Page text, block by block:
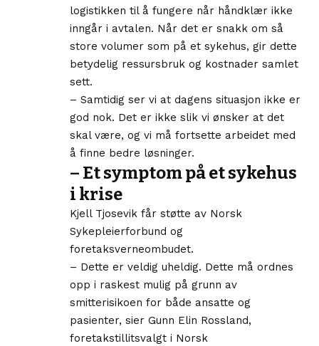
logistikken til å fungere når håndklær ikke
inngår i avtalen. Når det er snakk om så
store volumer som på et sykehus, gir dette
betydelig ressursbruk og kostnader samlet
sett.
– Samtidig ser vi at dagens situasjon ikke er
god nok. Det er ikke slik vi ønsker at det
skal være, og vi må fortsette arbeidet med
å finne bedre løsninger.
– Et symptom på et sykehus
i krise
Kjell Tjosevik får støtte av Norsk
Sykepleierforbund og
foretaksverneombudet.
– Dette er veldig uheldig. Dette må ordnes
opp i raskest mulig på grunn av
smitterisikoen for både ansatte og
pasienter, sier Gunn Elin Rossland,
foretakstillitsvalgt i Norsk